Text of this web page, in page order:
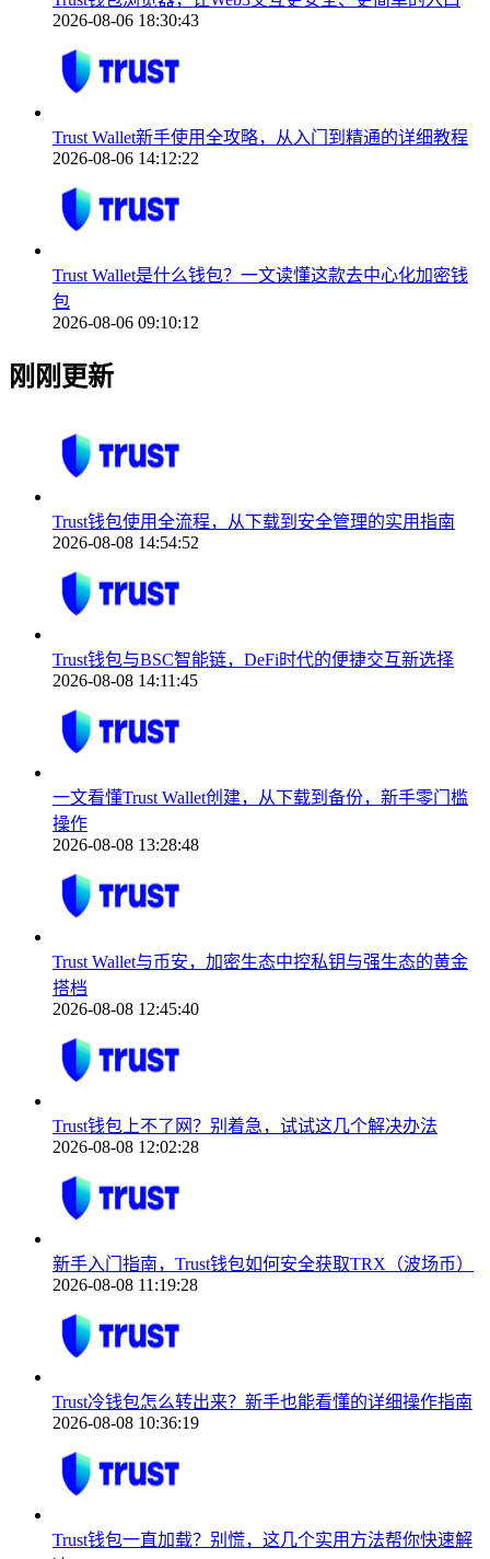
2026-08-06 18:30:43
Trust Wallet新手使用全攻略，从入门到精通的详细教程
2026-08-06 14:12:22
Trust Wallet是什么钱包？一文读懂这款去中心化加密钱
包
2026-08-06 09:10:12
刚刚更新
Trust钱包使用全流程，从下载到安全管理的实用指南
2026-08-08 14:54:52
Trust钱包与BSC智能链，DeFi时代的便捷交互新选择
2026-08-08 14:11:45
一文看懂Trust Wallet创建，从下载到备份，新手零门槛
操作
2026-08-08 13:28:48
Trust Wallet与币安，加密生态中控私钥与强生态的黄金
搭档
2026-08-08 12:45:40
Trust钱包上不了网？别着急，试试这几个解决办法
2026-08-08 12:02:28
新手入门指南，Trust钱包如何安全获取TRX（波场币）
2026-08-08 11:19:28
Trust冷钱包怎么转出来？新手也能看懂的详细操作指南
2026-08-08 10:36:19
Trust钱包一直加载？别慌，这几个实用方法帮你快速解